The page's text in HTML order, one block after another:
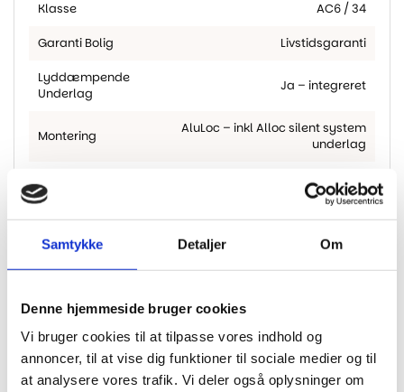
Samtykke Detaljer Om
Denne hjemmeside bruger cookies
Vi bruger cookies til at tilpasse vores indhold og
annoncer, til at vise dig funktioner til sociale medier og til
at analysere vores trafik. Vi deler også oplysninger om
Klasse AC6 / 34
Garanti Bolig Livstidsgaranti
Lyddæmpende
Underlag
Ja – integreret
Montering
AluLoc – inkl Alloc silent system
underlag
2.323
Overflade
Har du husket?